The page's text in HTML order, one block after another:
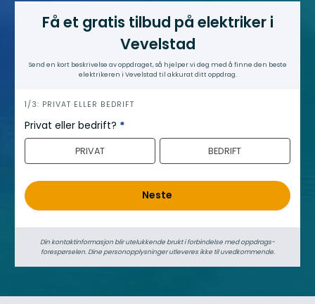
Få et gratis tilbud på elektriker i
Vevelstad
Send en kort beskrivelse av oppdraget, så hjelper vi deg med å finne den beste
elektrikeren i Vevelstad til akkurat ditt oppdrag.
h
e
r
1/3: PRIVAT ELLER BEDRIFT
Privat eller bedrift? *
PRIVAT BEDRIFT
Neste
Din kontaktinformasjon blir utelukkende brukt i forbindelse med oppdrags­
forespørselen. Dine person­­opplysninger utleveres ikke til uvedkommende.